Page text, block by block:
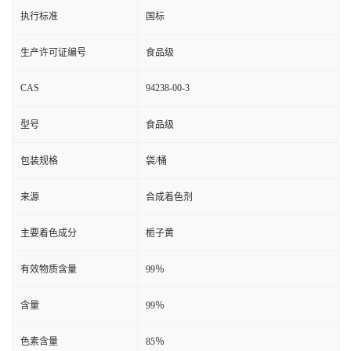
执行标准 国标
生产许可证编号 食品级
CAS 94238-00-3
型号 食品级
包装规格 袋/桶
来源 合成着色剂
主要着色成分 栀子黄
有效物质含量 99％
含量 99％
色素含量 85％